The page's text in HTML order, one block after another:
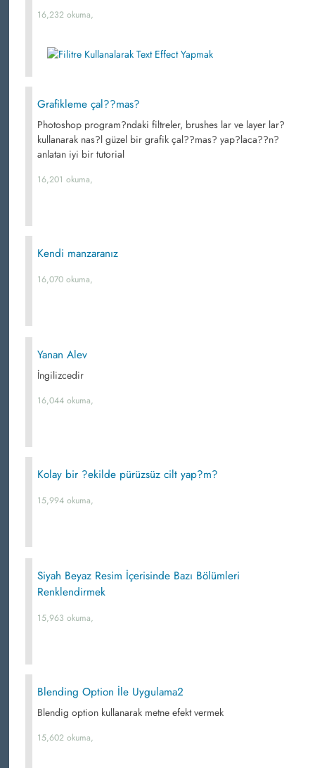
16,232 okuma,
Grafikleme çal??mas?
Photoshop program?ndaki filtreler, brushes lar ve layer lar?
kullanarak nas?l güzel bir grafik çal??mas? yap?laca??n?
anlatan iyi bir tutorial
16,201 okuma,
Kendi manzaranız
16,070 okuma,
Yanan Alev
İngilizcedir
16,044 okuma,
Kolay bir ?ekilde pürüzsüz cilt yap?m?
15,994 okuma,
Siyah Beyaz Resim İçerisinde Bazı Bölümleri
Renklendirmek
15,963 okuma,
Blending Option İle Uygulama2
Blendig option kullanarak metne efekt vermek
15,602 okuma,